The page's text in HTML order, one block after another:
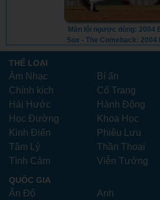
Màn lội ngược dòng: 2004
Sox - The Comeback: 2004
Sox (2024) -
THỂ LOẠI
Âm Nhạc Bí ẩn
Chính kịch
Cổ Trang
Hài Hước
Hành Động
Học Đường
Khoa Học
Kinh Điển
Phiêu Lưu
Tâm Lý
Thần Thoại
Tình Cảm
Viễn Tưởng
QUỐC GIA
Ấn Độ Anh